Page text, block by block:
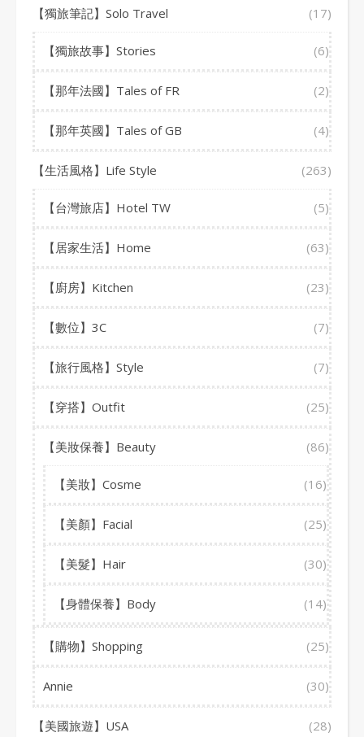
【獨旅筆記】Solo Travel (17)
【獨旅故事】Stories (6)
【那年法國】Tales of FR (2)
【那年英國】Tales of GB (4)
【生活風格】Life Style (263)
【台灣旅店】Hotel TW (5)
【居家生活】Home (63)
【廚房】Kitchen (23)
【數位】3C (7)
【旅行風格】Style (7)
【穿搭】Outfit (25)
【美妝保養】Beauty (86)
【美妝】Cosme (16)
【美顏】Facial (25)
【美髮】Hair (30)
【身體保養】Body (14)
【購物】Shopping (25)
Annie (30)
【美國旅遊】USA (28)